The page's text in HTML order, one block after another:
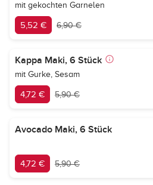
mit gekochten Garnelen
5,52 € 6,90 €
Kappa Maki, 6 Stück
mit Gurke, Sesam
4,72 € 5,90 €
Avocado Maki, 6 Stück
4,72 € 5,90 €